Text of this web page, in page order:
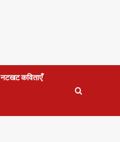
नटखट कविताएँ